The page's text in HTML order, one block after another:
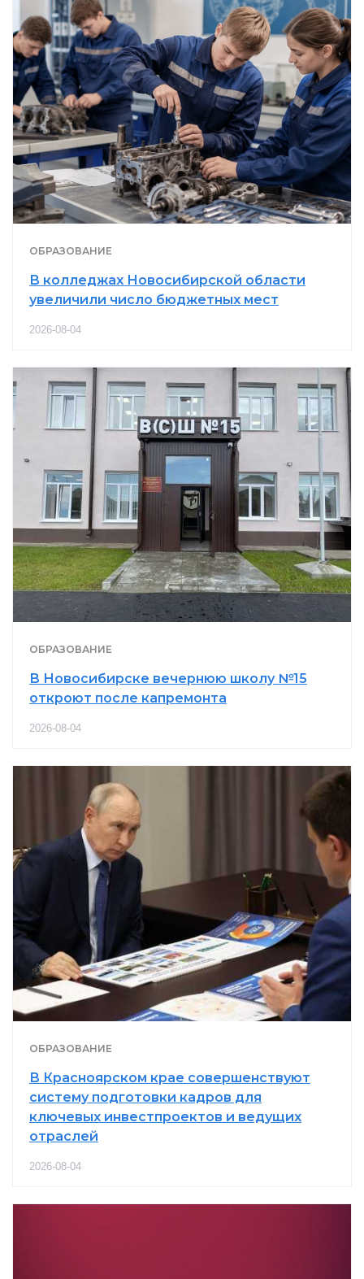
ОБРАЗОВАНИЕ
В колледжах Новосибирской области
увеличили число бюджетных мест
2026-08-04
ОБРАЗОВАНИЕ
В Новосибирске вечернюю школу №15
откроют после капремонта
2026-08-04
ОБРАЗОВАНИЕ
В Красноярском крае совершенствуют
систему подготовки кадров для
ключевых инвестпроектов и ведущих
отраслей
2026-08-04